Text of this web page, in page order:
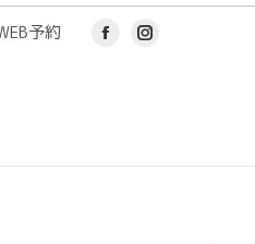
予約
FacebookInstagram